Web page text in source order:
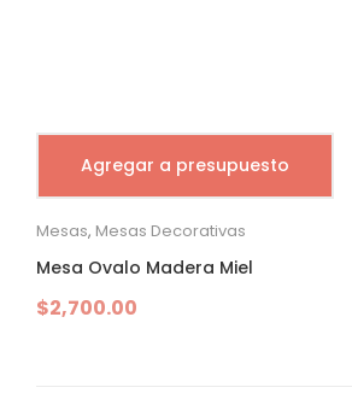
Agregar a presupuesto
Mesas, Mesas Decorativas
Mesa Ovalo Madera Miel
$2,700.00